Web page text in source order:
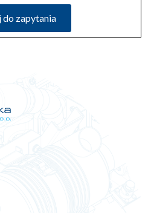
do zapytania